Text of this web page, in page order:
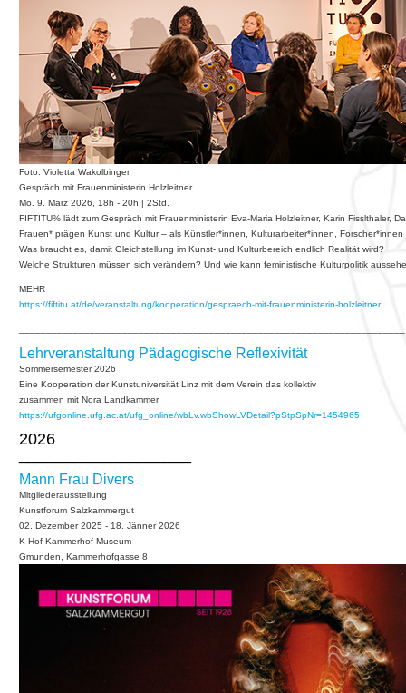
Foto: Violetta Wakolbinger.
Gespräch mit Frauenministerin Holzleitner
Mo. 9. März 2026, 18h - 20h | 2Std.
FIFTITU% lädt zum Gespräch mit Frauenministerin Eva-Maria Holzleitner, Karin Fisslthaler,
Frauen* prägen Kunst und Kultur – als Künstler*innen, Kulturarbeiter*innen,
Was braucht es, damit Gleichstellung im Kunst- und Kulturbereich endlich Realität wird?
Welche Strukturen müssen sich verändern? Und wie kann feministische Kulturpolitik
MEHR
https://fiftitu.at/de/veranstaltung/kooperation/gespraech-mit-frauenministerin-holzleitner
Lehrveranstaltung Pädagogische Reflexivität
Sommersemester 2026
Eine Kooperation der Kunstuniversität Linz mit dem Verein das kollektiv
zusammen mit Nora Landkammer
https://ufgonline.ufg.ac.at/ufg_online/wbLv.wbShowLVDetail?pStpSpNr=1454965
2026
Mann Frau Divers
Mitgliederausstellung
Kunstforum Salzkammergut
02. Dezember 2025 - 18. Jänner 2026
K-Hof Kammerhof Museum
Gmunden, Kammerhofgasse 8